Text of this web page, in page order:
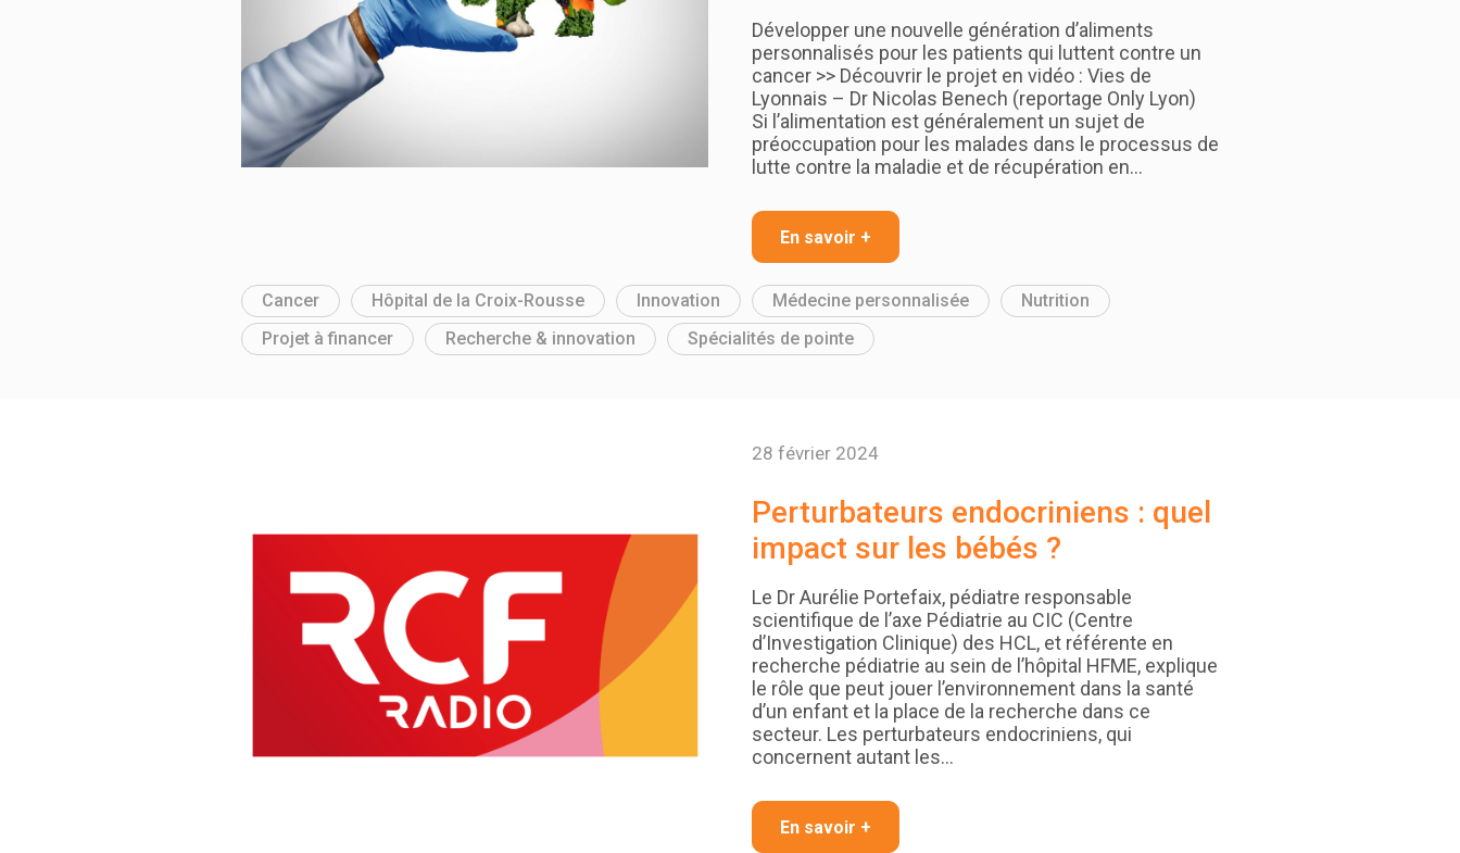
Développer une nouvelle génération d’aliments
personnalisés pour les patients qui luttent contre un
cancer >> Découvrir le projet en vidéo : Vies de
Lyonnais – Dr Nicolas Benech (reportage Only Lyon)
Si l’alimentation est généralement un sujet de
préoccupation pour les malades dans le processus de
lutte contre la maladie et de récupération en…
En savoir +
Cancer Hôpital de la Croix-Rousse Innovation Médecine personnalisée
Nutrition
Projet à financer
Recherche & innovation Spécialités de pointe
28 février 2024
Perturbateurs endocriniens : quel
impact sur les bébés ?
Le Dr Aurélie Portefaix, pédiatre responsable
scientifique de l’axe Pédiatrie au CIC (Centre
d’Investigation Clinique) des HCL, et référente en
recherche pédiatrie au sein de l’hôpital HFME, explique
le rôle que peut jouer l’environnement dans la santé
d’un enfant et la place de la recherche dans ce
secteur. Les perturbateurs endocriniens, qui
concernent autant les…
En savoir +